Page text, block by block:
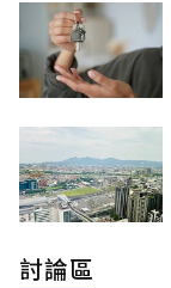
討論區